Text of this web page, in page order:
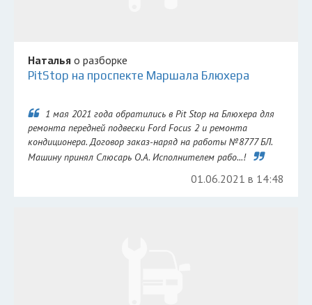
Наталья о разборке
PitStop на проспекте Маршала Блюхера
1 мая 2021 года обратились в Pit Stop на Блюхера для
ремонта передней подвески Ford Focus 2 и ремонта
кондиционера. Договор заказ-наряд на работы №8777 БЛ.
Машину принял Слюсарь О.А. Исполнителем рабо...!
01.06.2021 в 14:48